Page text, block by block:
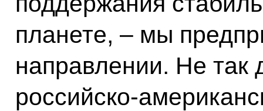
планете, – мы
направлении. Не так
российско-